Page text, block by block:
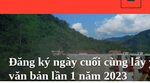
Đăng ký ngày cuối cùng lấy
văn bản lần 1 năm 2023